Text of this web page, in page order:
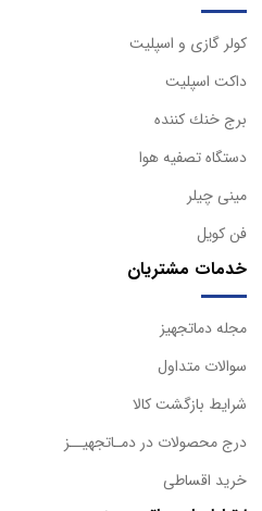
كولر گازی و اسپليت
داكت اسپليت
برج خنك كننده
دستگاه تصفيه هوا
مینی چیلر
فن کویل
خدمات مشتریان
مجله دماتجهیز
سوالات متداول
شرایط بازگشت کالا
درج محصولات در دمـاتجهیــز
خرید اقساطی